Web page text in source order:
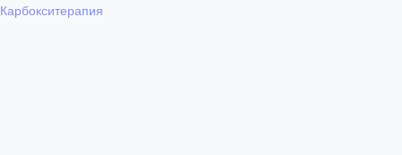
Карбокситерапия